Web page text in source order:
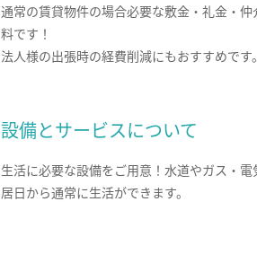
通常の賃貸物件の場合必要な敷金・礼金・仲
料です！
法人様の出張時の経費削減にもおすすめです。
設備とサービスについて
生活に必要な設備をご用意！水道やガス・電
居日から通常に生活ができます。